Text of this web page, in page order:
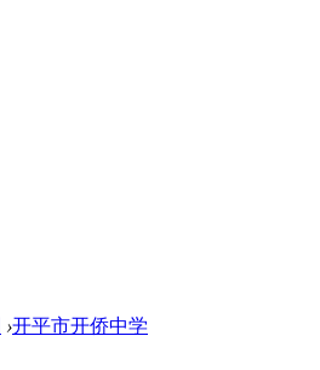
›开平市开侨中学